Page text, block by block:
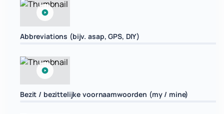
Abbreviations (bijv. asap, GPS, DIY)
Bezit / bezittelijke voornaamwoorden (my / mine)